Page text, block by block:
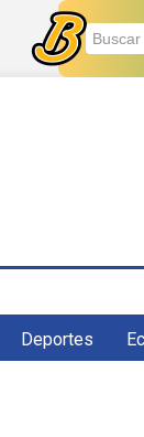
Deportes